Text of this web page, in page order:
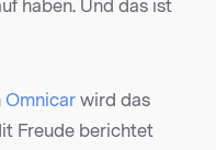
haben. Und das ist
Omnicar wird das
Freude berichtet